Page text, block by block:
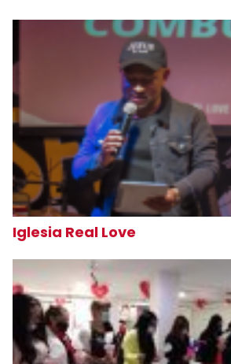
Iglesia Real Love